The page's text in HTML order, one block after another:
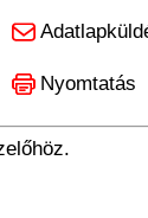
Nyomtatás